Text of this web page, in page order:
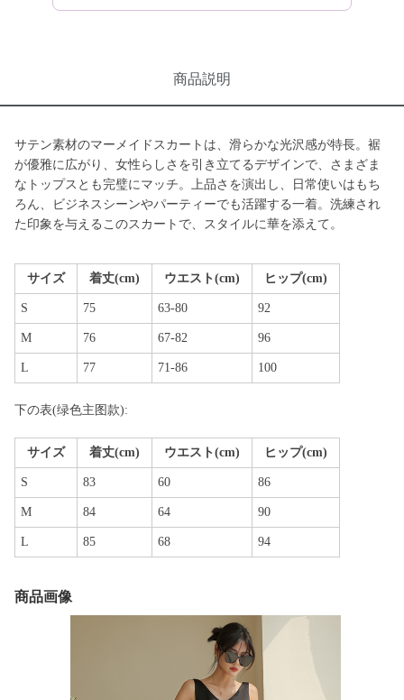
商品説明
サテン素材のマーメイドスカートは、滑らかな光沢感が特長。裾
が優雅に広がり、女性らしさを引き立てるデザインで、さまざま
なトップスとも完璧にマッチ。上品さを演出し、日常使いはもち
ろん、ビジネスシーンやパーティーでも活躍する一着。洗練され
た印象を与えるこのスカートで、スタイルに華を添えて。
サイズ 着丈(cm) ウエスト(cm) ヒップ(cm)
S 75 63-80 92
M 76 67-82 96
L 77 71-86 100
下の表(绿色主图款):
サイズ 着丈(cm) ウエスト(cm) ヒップ(cm)
S 83 60 86
M 84 64 90
L 85 68 94
商品画像